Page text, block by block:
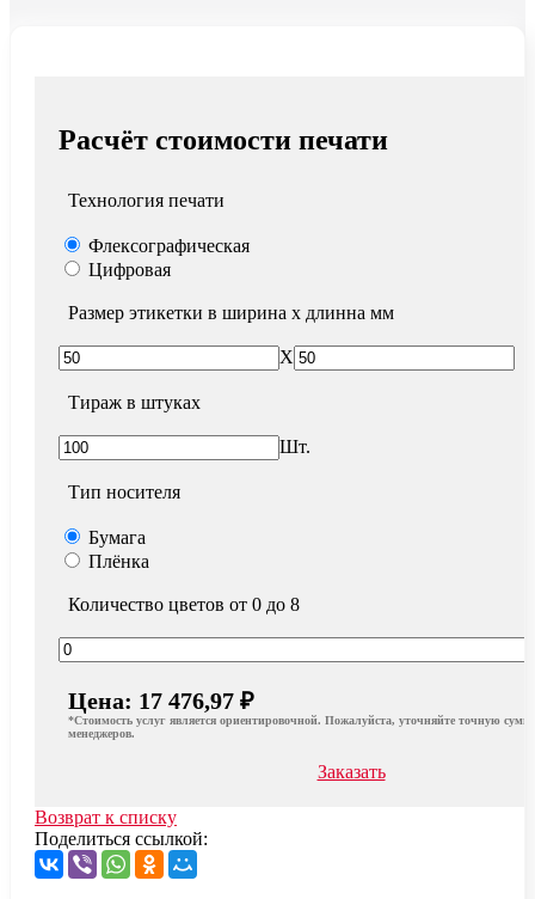
Расчёт стоимости печати
Технология печати
Флексографическая
Цифровая
Размер этикетки в ширина х длинна мм
X
Тираж в штуках
Шт.
Тип носителя
Бумага
Плёнка
Количество цветов от 0 до 8
Цена: 17 476,97 ₽
*Стоимость услуг является ориентировочной. Пожалуйста, уточняйте точную
менеджеров.
Заказать
Возврат к списку
Поделиться ссылкой: